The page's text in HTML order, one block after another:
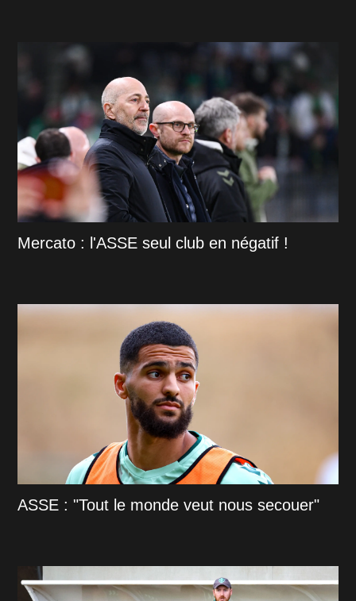
Mercato : l'ASSE seul club en négatif !
ASSE : "Tout le monde veut nous secouer"